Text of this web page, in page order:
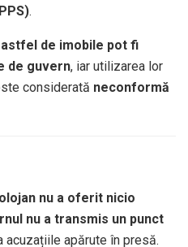
.
astfel de imobile pot fi
de guvern, iar utilizarea lor
considerată neconformă
nu a oferit nicio
nu a transmis un punct
acuzațiile apărute în presă.